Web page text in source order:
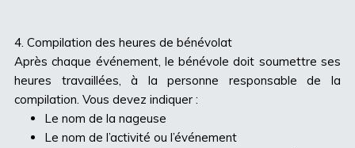
4. Compilation des heures de bénévolat
Après chaque événement, le bénévole doit soumettre ses
heures travaillées, à la personne responsable de la
compilation. Vous devez indiquer :
Le nom de la nageuse
Le nom de l’activité ou l’événement